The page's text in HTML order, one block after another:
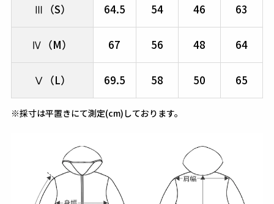
Ⅲ（S） 64.5 54 46 63
Ⅳ（M） 67 56 48 64
Ⅴ（L） 69.5 58 50 65
※採寸は平置きにて測定(cm)しております。